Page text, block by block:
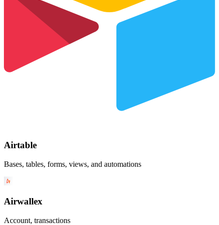
Airtable
Bases, tables, forms, views, and automations
Airwallex
Account, transactions